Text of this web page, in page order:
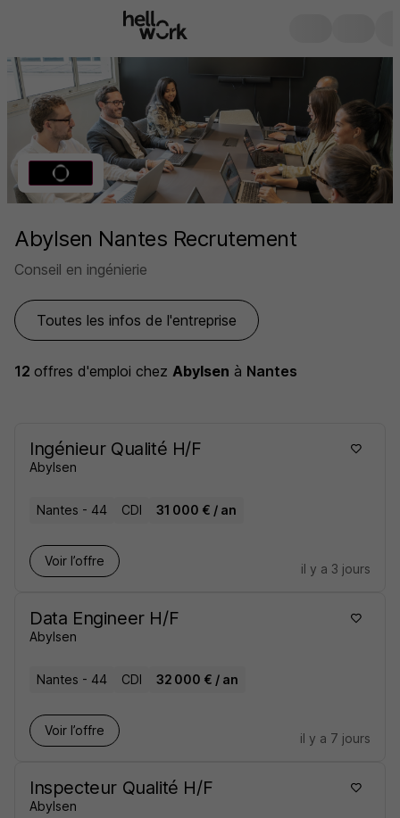
Abylsen Nantes Recrutement
Conseil en ingénierie
Toutes les infos de l'entreprise
12 offres d'emploi chez Abylsen à Nantes
Ingénieur Qualité H/F
Abylsen
Nantes - 44 CDI 31 000 € / an
Voir l’offre
il y a 3 jours
Data Engineer H/F
Abylsen
Nantes - 44 CDI 32 000 € / an
Voir l’offre
il y a 7 jours
Inspecteur Qualité H/F
Abylsen